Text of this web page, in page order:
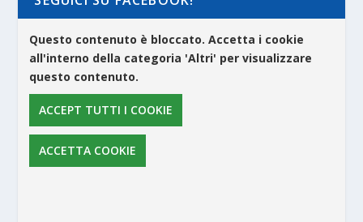
Questo contenuto è bloccato. Accetta i cookie
all'interno della categoria 'Altri' per visualizzare
questo contenuto.
ACCEPT TUTTI I COOKIE
ACCETTA COOKIE